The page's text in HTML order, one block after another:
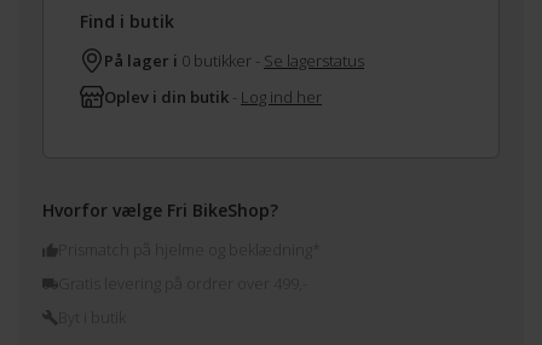
Find i butik
På lager i 0 butikker - Se lagerstatus
Oplev i din butik - Log ind her
Hvorfor vælge Fri BikeShop?
Prismatch på hjelme og beklædning*